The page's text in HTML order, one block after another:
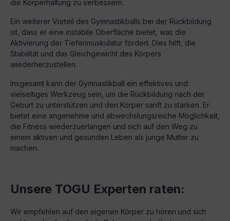
die Körperhaltung zu verbessern.
Ein weiterer Vorteil des Gymnastikballs bei der Rückbildung
ist, dass er eine instabile Oberfläche bietet, was die
Aktivierung der Tiefenmuskulatur fördert. Dies hilft, die
Stabilität und das Gleichgewicht des Körpers
wiederherzustellen.
Insgesamt kann der Gymnastikball ein effektives und
vielseitiges Werkzeug sein, um die Rückbildung nach der
Geburt zu unterstützen und den Körper sanft zu stärken. Er
bietet eine angenehme und abwechslungsreiche Möglichkeit,
die Fitness wiederzuerlangen und sich auf den Weg zu
einem aktiven und gesunden Leben als junge Mutter zu
machen.
Unsere TOGU Experten raten:
Wir empfehlen auf den eigenen Körper zu hören und sich